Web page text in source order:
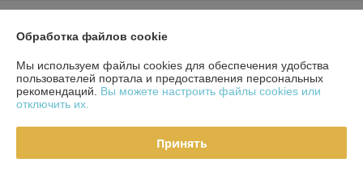
Доставка и оплата
Полная версия сайта
Обработка файлов cookie
Мы используем файлы cookies для обеспечения удобства
пользователей портала и предоставления персональных
рекомендаций. Вы можете настроить файлы cookies или
отключить их.
Принять